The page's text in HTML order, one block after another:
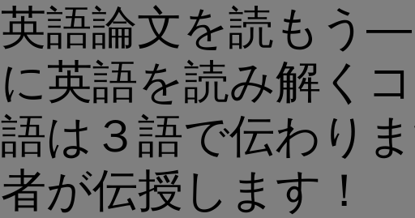
英語論文を読もう
に英語を読み解く
語は３語で伝わり
者が伝授します！